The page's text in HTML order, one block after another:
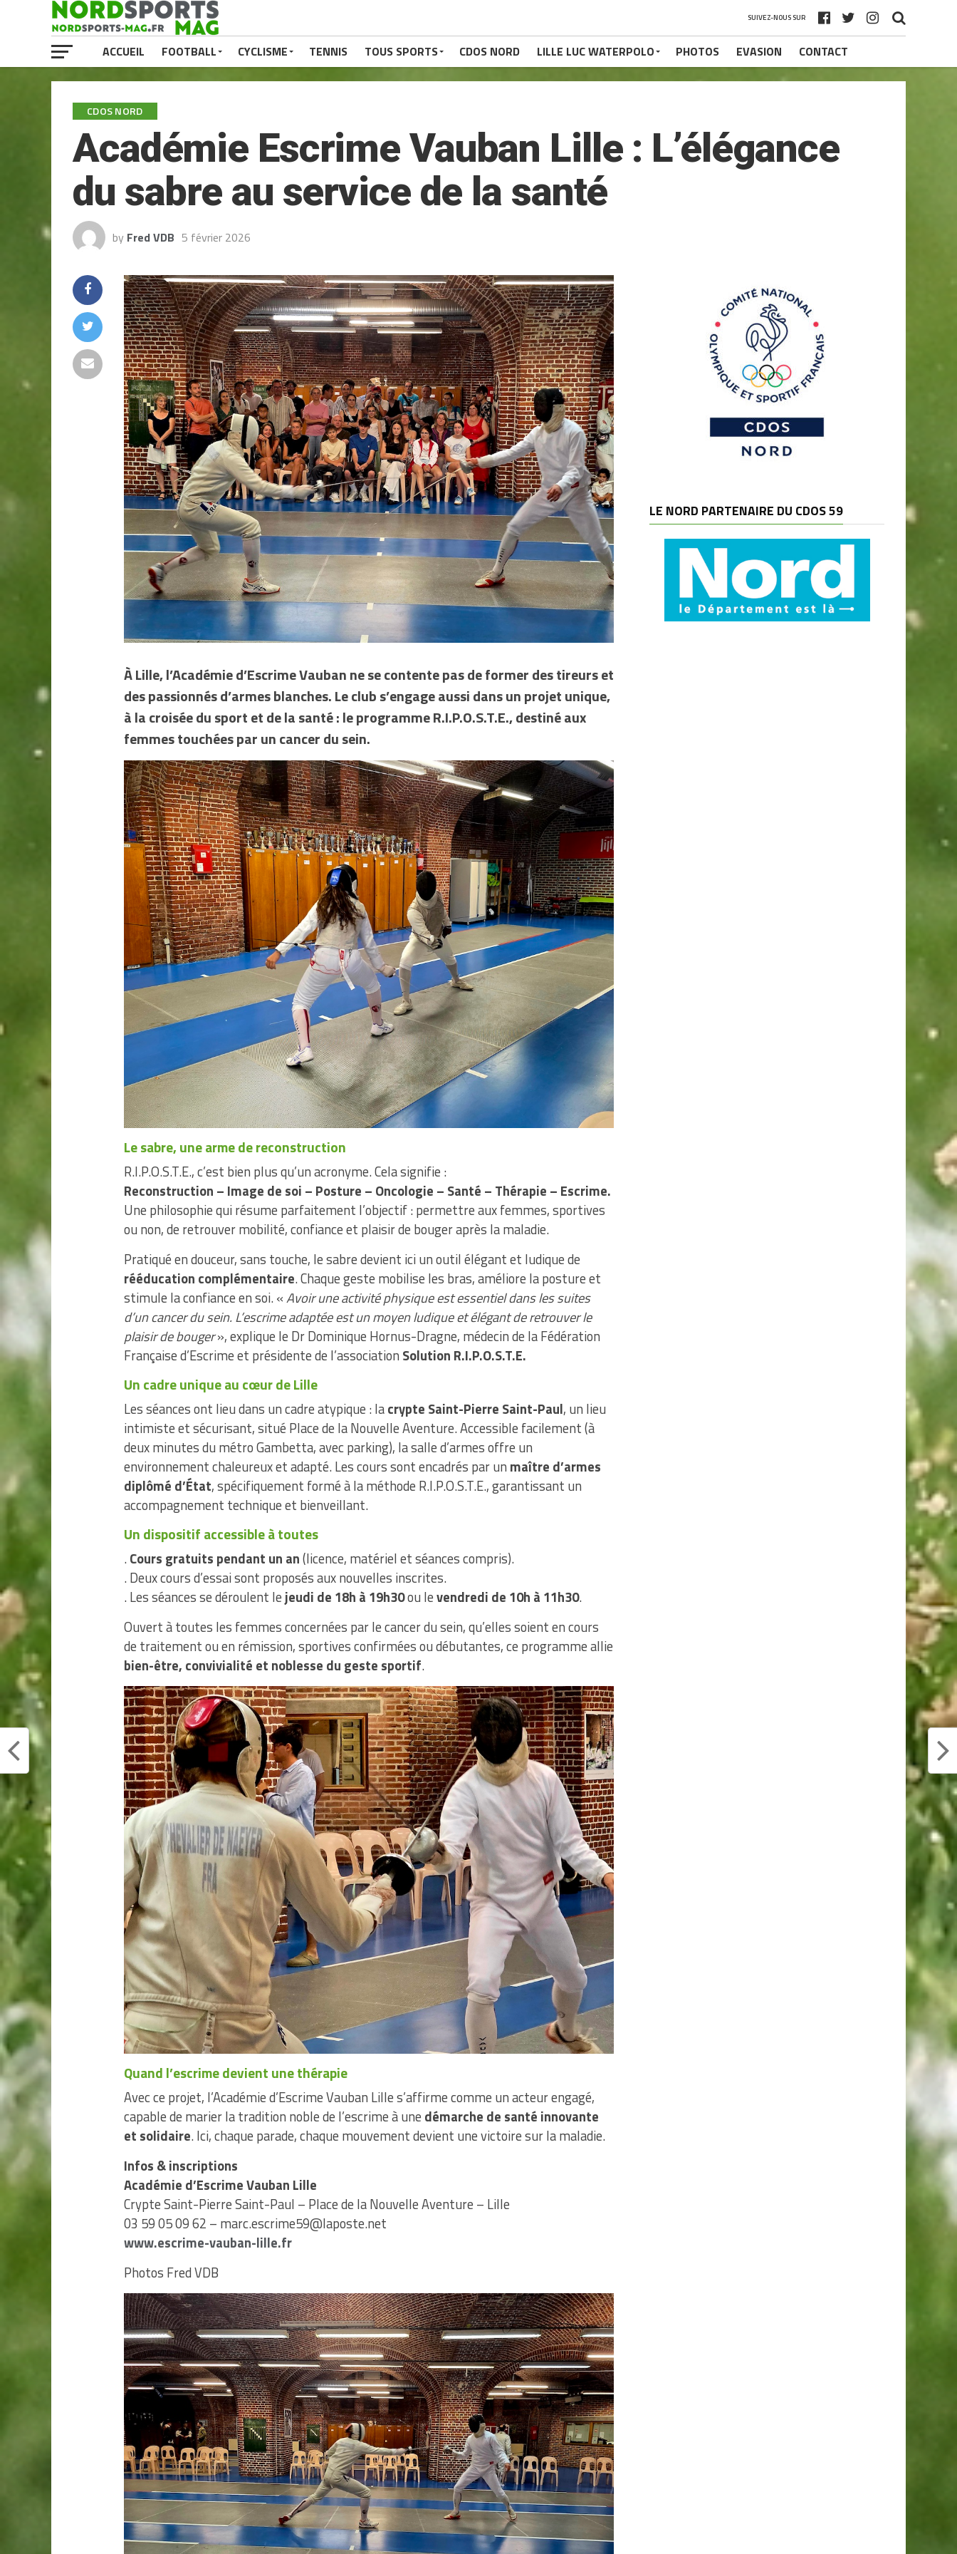
SUIVEZ-NOUS SUR
ACCUEIL FOOTBALL CYCLISME TENNIS TOUS SPORTS CDOS NORD LILLE LUC WATERPOLO PHOTOS EVASION CONTACT
CDOS NORD
Académie Escrime Vauban Lille : L’élégance
du sabre au service de la santé
by Fred VDB 5 février 2026
À Lille, l’Académie d’Escrime Vauban ne se contente pas de former des tireurs et
des passionnés d’armes blanches. Le club s’engage aussi dans un projet unique,
à la croisée du sport et de la santé : le programme R.I.P.O.S.T.E., destiné aux
femmes touchées par un cancer du sein.
Le sabre, une arme de reconstruction
R.I.P.O.S.T.E., c’est bien plus qu’un acronyme. Cela signifie :
Reconstruction – Image de soi – Posture – Oncologie – Santé – Thérapie – Escrime.
Une philosophie qui résume parfaitement l’objectif : permettre aux femmes, sportives
ou non, de retrouver mobilité, confiance et plaisir de bouger après la maladie.
Pratiqué en douceur, sans touche, le sabre devient ici un outil élégant et ludique de
rééducation complémentaire. Chaque geste mobilise les bras, améliore la posture et
stimule la confiance en soi. «Avoir une activité physique est essentiel dans les suites
d’un cancer du sein. L’escrime adaptée est un moyen ludique et élégant de retrouver le
plaisir de bouger», explique le Dr Dominique Hornus-Dragne, médecin de la Fédération
Française d’Escrime et présidente de l’association Solution R.I.P.O.S.T.E.
Un cadre unique au cœur de Lille
Les séances ont lieu dans un cadre atypique : lacrypte Saint-Pierre Saint-Paul, un lieu
intimiste et sécurisant, situé Place de la Nouvelle Aventure. Accessible facilement (à
deux minutes du métro Gambetta, avec parking), la salle d’armes offre un
environnement chaleureux et adapté. Les cours sont encadrés par un maître d’armes
diplômé d’État, spécifiquement formé à la méthode R.I.P.O.S.T.E., garantissant un
accompagnement technique et bienveillant.
Un dispositif accessible à toutes
.Cours gratuits pendant un an(licence, matériel et séances compris).
. Deux cours d’essai sont proposés aux nouvelles inscrites.
. Les séances se déroulent lejeudi de 18h à 19h30ou levendredi de 10h à 11h30.
Ouvert à toutes les femmes concernées par le cancer du sein, qu’elles soient en cours
de traitement ou en rémission, sportives confirmées ou débutantes, ce programme allie
bien-être, convivialité et noblesse du geste sportif.
Quand l’escrime devient une thérapie
Avec ce projet, l’Académie d’Escrime Vauban Lille s’affirme comme un acteur engagé,
capable de marier la tradition noble de l’escrime à une démarche de santé innovante
et solidaire. Ici, chaque parade, chaque mouvement devient une victoire sur la maladie.
Infos & inscriptions
Académie d’Escrime Vauban Lille
Crypte Saint-Pierre Saint-Paul – Place de la Nouvelle Aventure – Lille
03 59 05 09 62 – marc.escrime59@laposte.net
www.escrime-vauban-lille.fr
Photos Fred VDB
LE NORD PARTENAIRE DU CDOS 59